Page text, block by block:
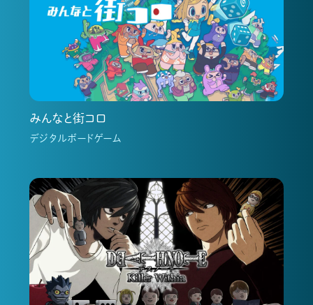
みんなと街コロ
デジタルボードゲーム